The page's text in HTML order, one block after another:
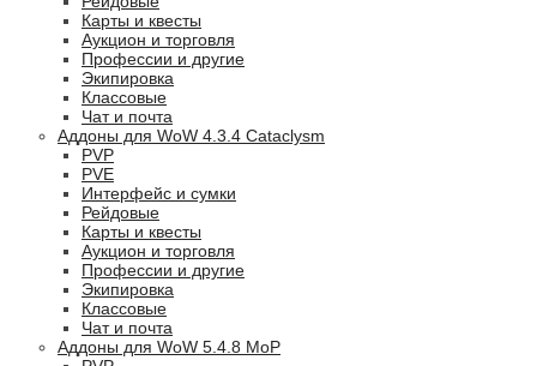
Карты и квесты
Аукцион и торговля
Профессии и другие
Экипировка
Классовые
Чат и почта
Аддоны для WoW 4.3.4 Cataclysm
PVP
PVE
Интерфейс и сумки
Рейдовые
Карты и квесты
Аукцион и торговля
Профессии и другие
Экипировка
Классовые
Чат и почта
Аддоны для WoW 5.4.8 MoP